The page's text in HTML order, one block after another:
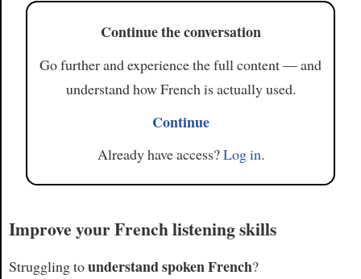
Continue the conversation
Go further and experience the full content — and
understand how French is actually used.
Continue
Already have access?Log in.
Improve your French listening skills
Struggling tounderstand spoken French?